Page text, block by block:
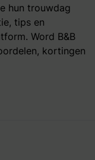
hun trouwdag
tips en
Word B&B
kortingen